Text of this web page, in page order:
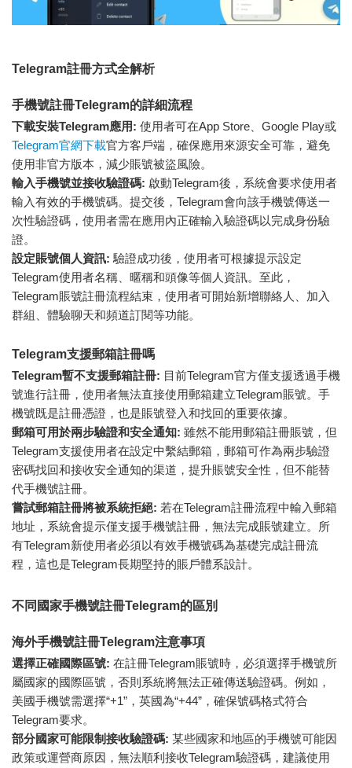
Telegram註冊方式全解析
手機號註冊Telegram的詳細流程
下載安裝Telegram應用: 使用者可在App Store、Google Play或
Telegram官網下載官方客戶端，確保應用來源安全可靠，避免
使用非官方版本，減少賬號被盜風險。
輸入手機號並接收驗證碼: 啟動Telegram後，系統會要求使用者
輸入有效的手機號碼。提交後，Telegram會向該手機號傳送一
次性驗證碼，使用者需在應用內正確輸入驗證碼以完成身份驗
證。
設定賬號個人資訊: 驗證成功後，使用者可根據提示設定
Telegram使用者名稱、暱稱和頭像等個人資訊。至此，
Telegram賬號註冊流程結束，使用者可開始新增聯絡人、加入
群組、體驗聊天和頻道訂閱等功能。
Telegram支援郵箱註冊嗎
Telegram暫不支援郵箱註冊: 目前Telegram官方僅支援透過手機
號進行註冊，使用者無法直接使用郵箱建立Telegram賬號。手
機號既是註冊憑證，也是賬號登入和找回的重要依據。
郵箱可用於兩步驗證和安全通知: 雖然不能用郵箱註冊賬號，但
Telegram支援使用者在設定中繫結郵箱，郵箱可作為兩步驗證
密碼找回和接收安全通知的渠道，提升賬號安全性，但不能替
代手機號註冊。
嘗試郵箱註冊將被系統拒絕: 若在Telegram註冊流程中輸入郵箱
地址，系統會提示僅支援手機號註冊，無法完成賬號建立。所
有Telegram新使用者必須以有效手機號碼為基礎完成註冊流
程，這也是Telegram長期堅持的賬戶體系設計。
不同國家手機號註冊Telegram的區別
海外手機號註冊Telegram注意事項
選擇正確國際區號: 在註冊Telegram賬號時，必須選擇手機號所
屬國家的國際區號，否則系統將無法正確傳送驗證碼。例如，
美國手機號需選擇“+1”，英國為“+44”，確保號碼格式符合
Telegram要求。
部分國家可能限制接收驗證碼: 某些國家和地區的手機號可能因
政策或運營商原因，無法順利接收Telegram驗證碼，建議使用